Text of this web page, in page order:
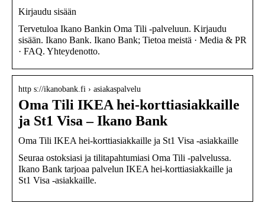
Kirjaudu sisään
Tervetuloa Ikano Bankin Oma Tili -palveluun. Kirjaudu
sisään. Ikano Bank. Ikano Bank; Tietoa meistä · Media & PR
· FAQ. Yhteydenotto.
http s://ikanobank.fi › asiakaspalvelu
Oma Tili IKEA hei-korttiasiakkaille
ja St1 Visa – Ikano Bank
Oma Tili IKEA hei-korttiasiakkaille ja St1 Visa -asiakkaille
Seuraa ostoksiasi ja tilitapahtumiasi Oma Tili -palvelussa.
Ikano Bank tarjoaa palvelun IKEA hei-korttiasiakkaille ja
St1 Visa -asiakkaille.